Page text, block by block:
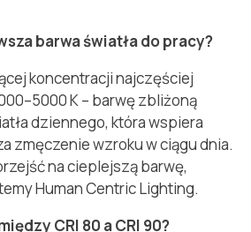
barwa światła do pracy?
koncentracji najczęściej
K – barwę zbliżoną
dziennego, która wspiera
zmęczenie wzroku w ciągu dnia.
na cieplejszą barwę,
Human Centric Lighting.
CRI 80 a CRI 90?